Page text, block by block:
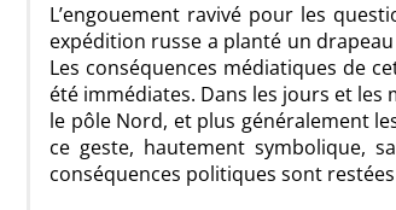
L’engouement ravivé pour les
expédition russe a planté un
Les conséquences médiatiques de
été immédiates. Dans les jours et les
le pôle Nord, et plus généralement
ce geste, hautement symbolique,
conséquences politiques sont